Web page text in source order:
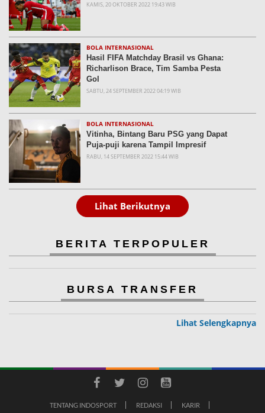
KAMIS, 20 OKTOBER 2022 19:43 WIB
BOLA INTERNASIONAL
Hasil FIFA Matchday Brasil vs Ghana:
Richarlison Brace, Tim Samba Pesta
Gol
SABTU, 24 SEPTEMBER 2022 04:19 WIB
BOLA INTERNASIONAL
Vitinha, Bintang Baru PSG yang Dapat
Puja-puji karena Tampil Impresif
RABU, 14 SEPTEMBER 2022 15:44 WIB
Lihat Berikutnya
BERITA TERPOPULER
BURSA TRANSFER
Lihat Selengkapnya
TENTANG INDOSPORT REDAKSI KARIR